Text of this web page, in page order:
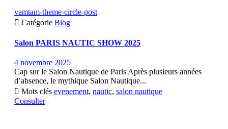
vamtam-theme-circle-post
 Catégorie Blog
Salon PARIS NAUTIC SHOW 2025
4 novembre 2025
Cap sur le Salon Nautique de Paris Après plusieurs années
d’absence, le mythique Salon Nautique...
 Mots clés evenement, nautic, salon nautique
Consulter